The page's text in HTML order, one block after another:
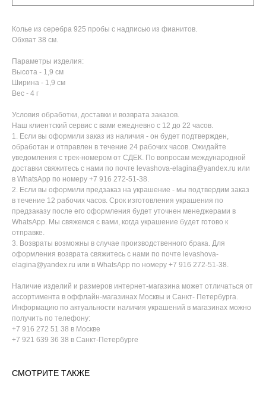
Колье из серебра 925 пробы с надписью из фианитов.
Обхват 38 см.
Параметры изделия:
Высота - 1,9 см
Ширина - 1,9 см
Вес - 4 г
Условия обработки, доставки и возврата заказов.
Наш клиентский сервис с вами ежедневно с 12 до 22 часов.
1. Если вы оформили заказ из наличия - он будет подтвержден,
обработан и отправлен в течение 24 рабочих часов. Ожидайте
уведомления с трек-номером от СДЕК. По вопросам международной
доставки свяжитесь с нами по почте levashova-elagina@yandex.ru или
в WhatsApp по номеру +7 916 272-51-38.
2. Если вы оформили предзаказ на украшение - мы подтвердим заказ
в течение 12 рабочих часов. Срок изготовления украшения по
предзаказу после его оформления будет уточнен менеджерами в
WhatsApp. Мы свяжемся с вами, когда украшение будет готово к
отправке.
3. Возвраты возможны в случае производственного брака. Для
оформления возврата свяжитесь с нами по почте levashova-
elagina@yandex.ru или в WhatsApp по номеру +7 916 272-51-38.
Наличие изделий и размеров интернет-магазина может отличаться от
ассортимента в оффлайн-магазинах Москвы и Санкт- Петербурга.
Информацию по актуальности наличия украшений в магазинах можно
получить по телефону:
+7 916 272 51 38 в Москве
+7 921 639 36 38 в Санкт-Петербурге
СМОТРИТЕ ТАКЖЕ